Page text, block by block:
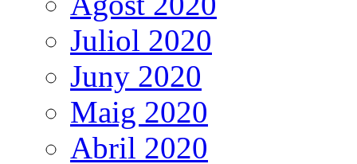
Juliol 2020
Juny 2020
Maig 2020
Abril 2020